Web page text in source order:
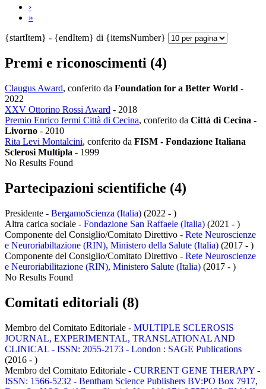
›
»
{startItem} - {endItem} di {itemsNumber}
Premi e riconoscimenti (4)
Claugus Award, conferito da Foundation for a Better World -
2022
XXV Ottorino Rossi Award - 2018
Premio Enrico fermi Città di Cecina, conferito da Città di Cecina -
Livorno - 2010
Rita Levi Montalcini, conferito da FISM - Fondazione Italiana
Sclerosi Multipla - 1999
No Results Found
Partecipazioni scientifiche (4)
Presidente - BergamoScienza (Italia) (2022 - )
Altra carica sociale - Fondazione San Raffaele (Italia) (2021 - )
Componente del Consiglio/Comitato Direttivo - Rete Neuroscienze
e Neuroriabiltazione (RIN), Ministero della Salute (Italia) (2017 - )
Componente del Consiglio/Comitato Direttivo - Rete Neuroscienze
e Neuroriabilitazione (RIN), Ministero Salute (Italia) (2017 - )
No Results Found
Comitati editoriali (8)
Membro del Comitato Editoriale - MULTIPLE SCLEROSIS
JOURNAL, EXPERIMENTAL, TRANSLATIONAL AND
CLINICAL - ISSN: 2055-2173 - London : SAGE Publications
(2016 - )
Membro del Comitato Editoriale - CURRENT GENE THERAPY -
ISSN: 1566-5232 - Bentham Science Publishers BV:PO Box 7917,